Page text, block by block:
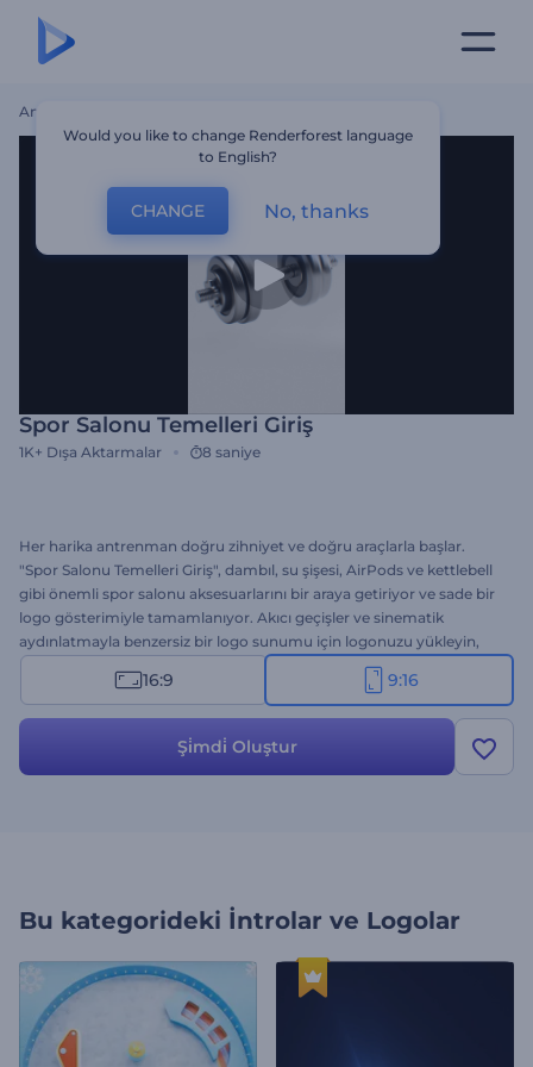
Ana Sayfa
Spor Salonu Temelleri Giriş
1K+ Dışa Aktarmalar 8 saniye
Her harika antrenman doğru zihniyet ve doğru araçlarla başlar.
"Spor Salonu Temelleri Giriş", dambıl, su şişesi, AirPods ve kettlebell
gibi önemli spor salonu aksesuarlarını bir araya getiriyor ve sade bir
logo gösterimiyle tamamlanıyor. Akıcı geçişler ve sinematik
aydınlatmayla benzersiz bir logo sunumu için logonuzu yükleyin,
sloganınızı yazın ve arka plan müziğini seçin. Spor salonu tanıtımları,
spor salonu temalı projeler ve sağlıklı yaşam tarzı içerikleri için
16:9 9:16
Şi̇mdi̇ Oluştur
Bu kategorideki İntrolar ve Logolar
Would you like to change Renderforest language
to English?
CHANGE No, thanks